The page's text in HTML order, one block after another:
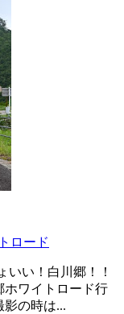
ロード
いい！白川郷！！
ホワイトロード行
影の時は...